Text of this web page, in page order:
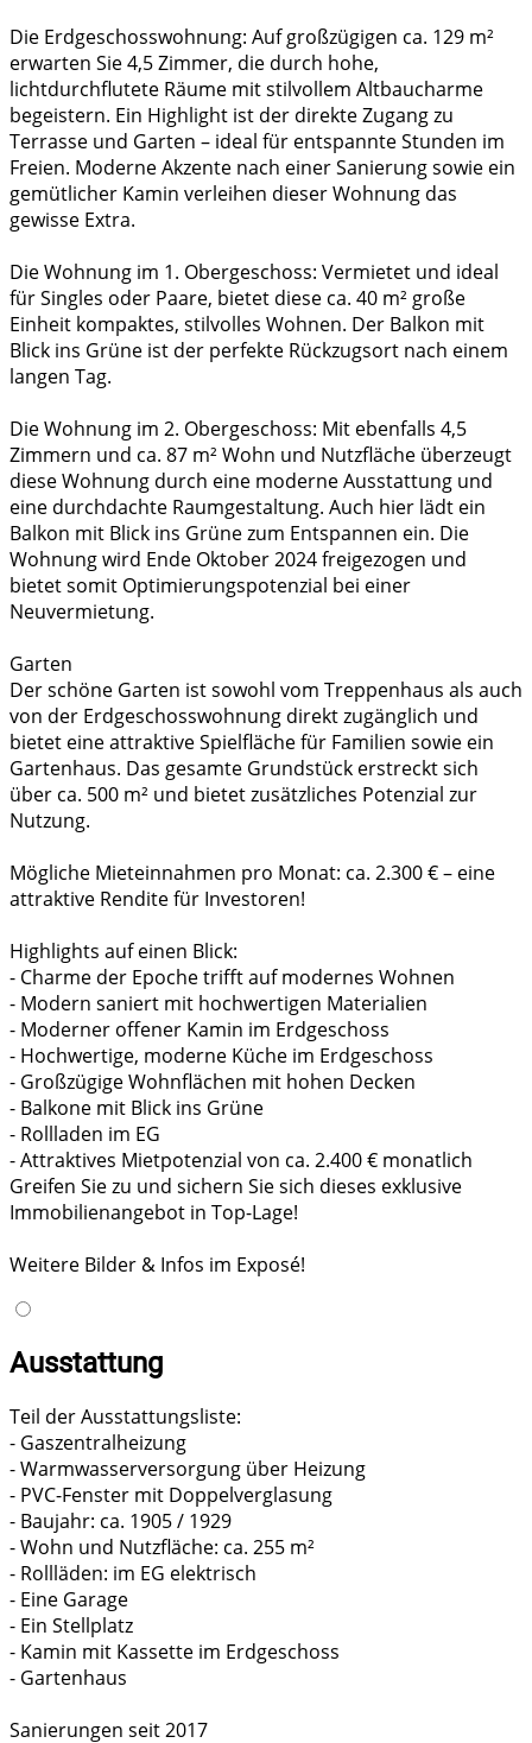
Die Erdgeschosswohnung: Auf großzügigen ca. 129 m²
erwarten Sie 4,5 Zimmer, die durch hohe,
lichtdurchflutete Räume mit stilvollem Altbaucharme
begeistern. Ein Highlight ist der direkte Zugang zu
Terrasse und Garten – ideal für entspannte Stunden im
Freien. Moderne Akzente nach einer Sanierung sowie ein
gemütlicher Kamin verleihen dieser Wohnung das
gewisse Extra.
Die Wohnung im 1. Obergeschoss: Vermietet und ideal
für Singles oder Paare, bietet diese ca. 40 m² große
Einheit kompaktes, stilvolles Wohnen. Der Balkon mit
Blick ins Grüne ist der perfekte Rückzugsort nach einem
langen Tag.
Die Wohnung im 2. Obergeschoss: Mit ebenfalls 4,5
Zimmern und ca. 87 m² Wohn und Nutzfläche überzeugt
diese Wohnung durch eine moderne Ausstattung und
eine durchdachte Raumgestaltung. Auch hier lädt ein
Balkon mit Blick ins Grüne zum Entspannen ein. Die
Wohnung wird Ende Oktober 2024 freigezogen und
bietet somit Optimierungspotenzial bei einer
Neuvermietung.
Garten
Der schöne Garten ist sowohl vom Treppenhaus als auch
von der Erdgeschosswohnung direkt zugänglich und
bietet eine attraktive Spielfläche für Familien sowie ein
Gartenhaus. Das gesamte Grundstück erstreckt sich
über ca. 500 m² und bietet zusätzliches Potenzial zur
Nutzung.
Mögliche Mieteinnahmen pro Monat: ca. 2.300 € – eine
attraktive Rendite für Investoren!
Highlights auf einen Blick:
- Charme der Epoche trifft auf modernes Wohnen
- Modern saniert mit hochwertigen Materialien
- Moderner offener Kamin im Erdgeschoss
- Hochwertige, moderne Küche im Erdgeschoss
- Großzügige Wohnflächen mit hohen Decken
- Balkone mit Blick ins Grüne
- Rollladen im EG
- Attraktives Mietpotenzial von ca. 2.400 € monatlich
Greifen Sie zu und sichern Sie sich dieses exklusive
Immobilienangebot in Top-Lage!
Weitere Bilder & Infos im Exposé!
Ausstattung
Teil der Ausstattungsliste:
- Gaszentralheizung
- Warmwasserversorgung über Heizung
- PVC-Fenster mit Doppelverglasung
- Baujahr: ca. 1905 / 1929
- Wohn und Nutzfläche: ca. 255 m²
- Rollläden: im EG elektrisch
- Eine Garage
- Ein Stellplatz
- Kamin mit Kassette im Erdgeschoss
- Gartenhaus
Sanierungen seit 2017